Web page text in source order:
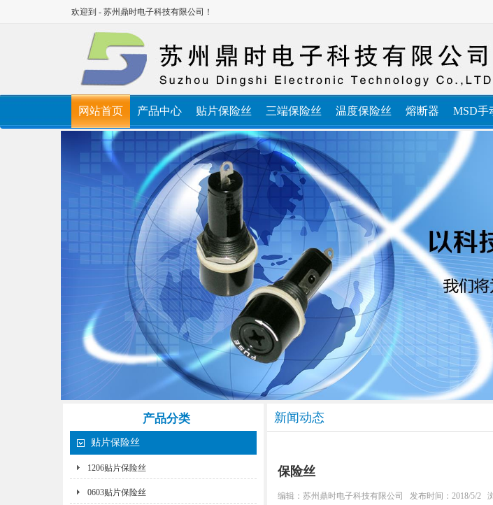
欢迎到 - 苏州鼎时电子科技有限公司！
网站首页 产品中心 贴片保险丝 三端保险丝 温度保险丝 熔断器 MSD手
产品分类
贴片保险丝
1206贴片保险丝
0603贴片保险丝
新闻动态
保险丝
编辑： 苏州鼎时电子科技有限公司 发布时间：2018/5/2